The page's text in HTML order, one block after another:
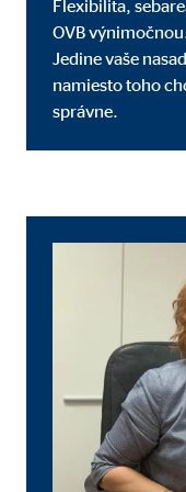
Flexibilita,
OVB
Jedine vaše
namiesto toho
správne.